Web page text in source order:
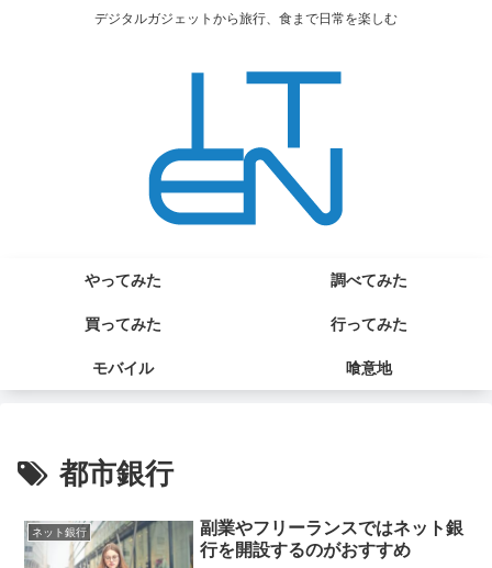
デジタルガジェットから旅行、食まで日常を楽しむ
やってみた 調べてみた
買ってみた 行ってみた
モバイル 喰意地
都市銀行
ネット銀行
副業やフリーランスではネット銀
行を開設するのがおすすめ